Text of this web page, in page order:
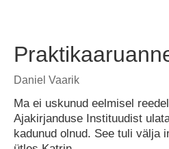
Daniel Vaarik
Ma ei uskunud eelmisel
Ajakirjanduse Instituudist
kadunud olnud. See tuli välja